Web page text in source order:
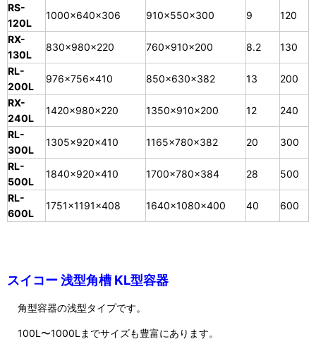
RS-
120L
1000×640×306 910×550×300 9
120
RX-
130L
830×980×220 760×910×200 8.2
130
RL-
200L
976×756×410 850×630×382 13
200
RX-
240L
1420×980×220 1350×910×200 12
240
RL-
300L
1305×920×410 1165×780×382 20
300
RL-
500L
1840×920×410 1700×780×384 28
500
RL-
600L
1751×1191×408 1640×1080×400 40 600
スイコー 浅型角槽 KL型容器
角型容器の浅型タイプです。
100L〜1000Lまでサイズも豊富にあります。